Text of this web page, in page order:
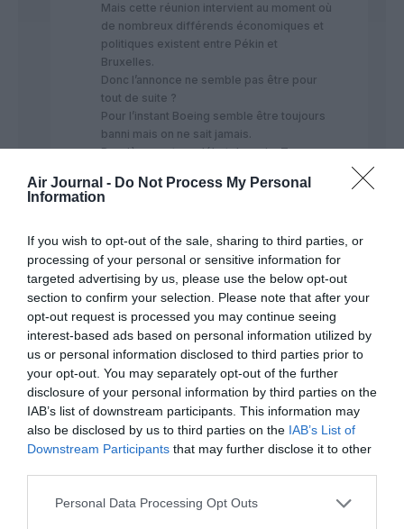
Air Journal - Do Not Process My Personal
Information
If you wish to opt-out of the sale, sharing to third parties, or
processing of your personal or sensitive information for
targeted advertising by us, please use the below opt-out
section to confirm your selection. Please note that after your
opt-out request is processed you may continue seeing
interest-based ads based on personal information utilized by
us or personal information disclosed to third parties prior to
your opt-out. You may separately opt-out of the further
disclosure of your personal information by third parties on the
IAB’s list of downstream participants. This information may
also be disclosed by us to third parties on the IAB’s List of
Downstream Participants that may further disclose it to other
Personal Data Processing Opt Outs
Mais cette réunion intervient au moment où
de nombreux différends économiques et
politiques existent entre Pékin et
Bruxelles.
Donc l’annonce ne semble pas être pour
tout de suite ?
Pour l’instant Boeing semble être toujours
banni mais on ne sait jamais.
Dernièrement, au début du mois, Trump a
des moteurs pour le COMAC et autres
composants.
RÉPONDRE
Greg6a commenté :
24 juillet 2025 - 14 h
26 min
J’ai parlé de cette potentielle commande de Delta
pour des b787 sur le sujet Gulf Air. Ca fait un
moment qu’il y a des rumeurs à ce propos.
Comme je l’avais écrit, c’est difficile d’imaginer
Delta avec une flotte LC 100% Airbus. Ce n’est pas
très réaliste. Ca la foutrait mal chez l’oncle sam en
terme d’image, comme si en Europe AF ou LH
peu.